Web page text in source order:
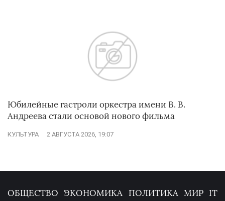
Юбилейные гастроли оркестра имени В. В.
Андреева стали основой нового фильма
КУЛЬТУРА 2 АВГУСТА 2026, 19:07
ОБЩЕСТВО ЭКОНОМИКА ПОЛИТИКА МИР IT